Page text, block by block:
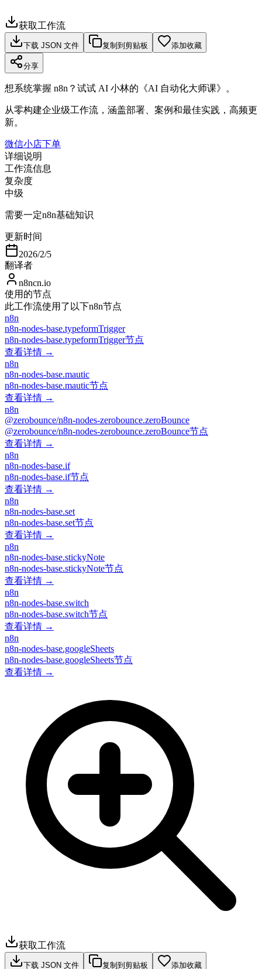
获取工作流
下载 JSON 文件 复制到剪贴板 添加收藏
分享
想系统掌握 n8n？试试 AI 小林的《AI 自动化大师课》。
从零构建企业级工作流，涵盖部署、案例和最佳实践，高频更
新。
微信小店下单
详细说明
工作流信息
复杂度
中级
需要一定n8n基础知识
更新时间
2026/2/5
翻译者
n8ncn.io
使用的节点
此工作流使用了以下n8n节点
n8n
n8n-nodes-base.typeformTrigger
n8n-nodes-base.typeformTrigger节点
查看详情 →
n8n
n8n-nodes-base.mautic
n8n-nodes-base.mautic节点
查看详情 →
n8n
@zerobounce/n8n-nodes-zerobounce.zeroBounce
@zerobounce/n8n-nodes-zerobounce.zeroBounce节点
查看详情 →
n8n
n8n-nodes-base.if
n8n-nodes-base.if节点
查看详情 →
n8n
n8n-nodes-base.set
n8n-nodes-base.set节点
查看详情 →
n8n
n8n-nodes-base.stickyNote
n8n-nodes-base.stickyNote节点
查看详情 →
n8n
n8n-nodes-base.switch
n8n-nodes-base.switch节点
查看详情 →
n8n
n8n-nodes-base.googleSheets
n8n-nodes-base.googleSheets节点
查看详情 →
获取工作流
下载 JSON 文件 复制到剪贴板 添加收藏